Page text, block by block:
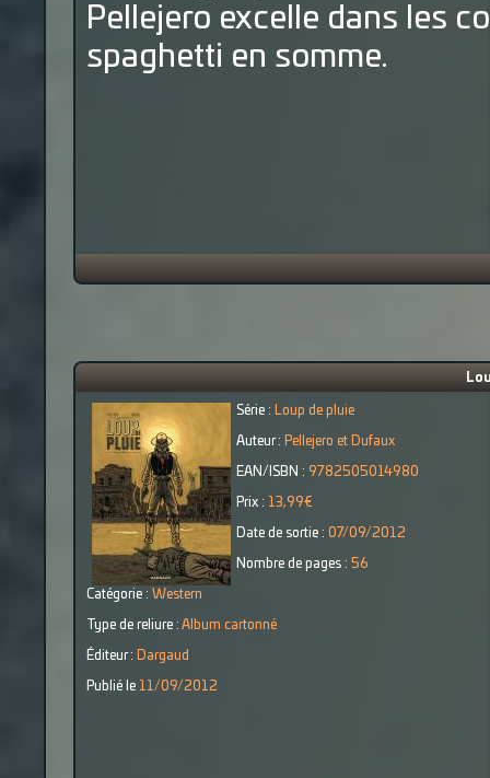
Pellejero excelle dans les
spaghetti en somme.
Série : Loup de pluie
Auteur : Pellejero et Dufaux
EAN/ISBN : 9782505014980
Prix : 13,99€
Date de sortie : 07/09/2012
Nombre de pages : 56
Catégorie : Western
Type de reliure : Album cartonné
Éditeur : Dargaud
Publié le 11/09/2012